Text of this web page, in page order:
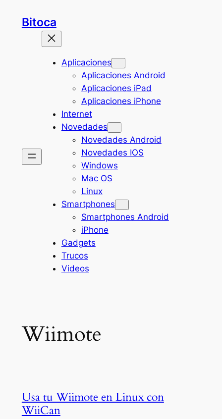
Bitoca
Aplicaciones
Aplicaciones Android
Aplicaciones iPad
Aplicaciones iPhone
Internet
Novedades
Novedades Android
Novedades IOS
Windows
Mac OS
Linux
Smartphones
Smartphones Android
iPhone
Gadgets
Trucos
Videos
Wiimote
Usa tu Wiimote en Linux con
WiiCan